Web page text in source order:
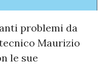
problemi da
Maurizio
le sue